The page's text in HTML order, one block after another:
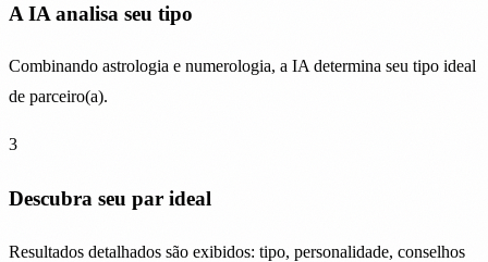
A IA analisa seu tipo
Combinando astrologia e numerologia, a IA determina seu tipo ideal
de parceiro(a).
3
Descubra seu par ideal
Resultados detalhados são exibidos: tipo, personalidade, conselhos